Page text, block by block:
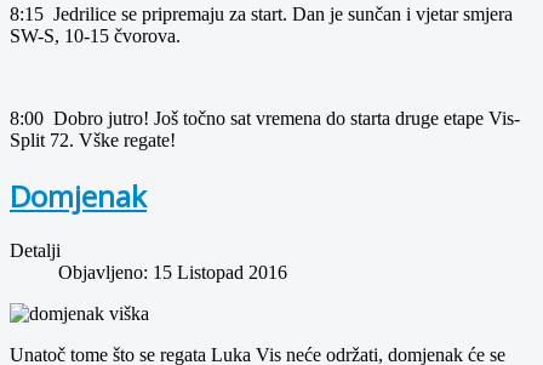
8:15 Jedrilice se pripremaju za start. Dan je sunčan i vjetar smjera
SW-S, 10-15 čvorova.
8:00 Dobro jutro! Još točno sat vremena do starta druge etape Vis-
Split 72. Vške regate!
Domjenak
Detalji
Objavljeno: 15 Listopad 2016
Unatoč tome što se regata Luka Vis neće održati, domjenak će se